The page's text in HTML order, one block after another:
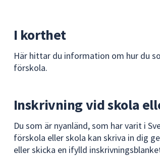
I korthet
Här hittar du information om hur du
förskola.
Inskrivning vid skola
Du som är nyanländ, som har varit i
förskola eller skola kan skriva in dig
eller skicka en ifylld